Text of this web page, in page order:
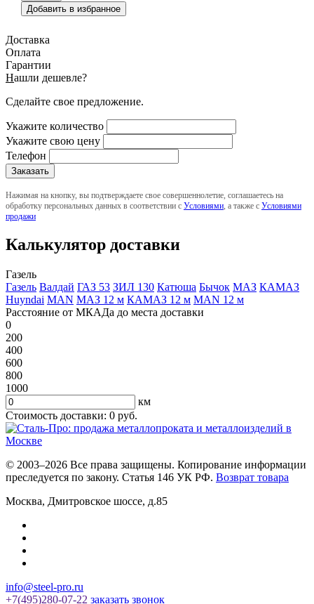
Добавить в избранное
Доставка
Оплата
Гарантии
Нашли дешевле?
Сделайте свое предложение.
Укажите количество
Укажите свою цену
Телефон
Нажимая на кнопку, вы подтверждаете свое совершеннолетие, соглашаетесь на
обработку персональных данных в соответствии с Условиями , а также с Условиями
продажи
Калькулятор доставки
Газель
Газель Валдай ГАЗ 53 ЗИЛ 130 Катюша Бычок МАЗ КАМАЗ
Huyndai MAN МАЗ 12 м КАМАЗ 12 м MAN 12 м
Расстояние от МКАДа до места доставки
0
200
400
600
800
1000
км
Стоимость доставки: 0 руб.
© 2003–2026 Все права защищены. Копирование информации
преследуется по закону. Статья 146 УК РФ. Возврат товара
Москва, Дмитровское шоссе, д.85
info@steel-pro.ru
+7(495)280-07-22 заказать звонок